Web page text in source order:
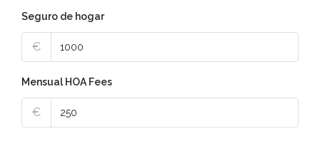
Seguro de hogar
€
Mensual HOA Fees
€